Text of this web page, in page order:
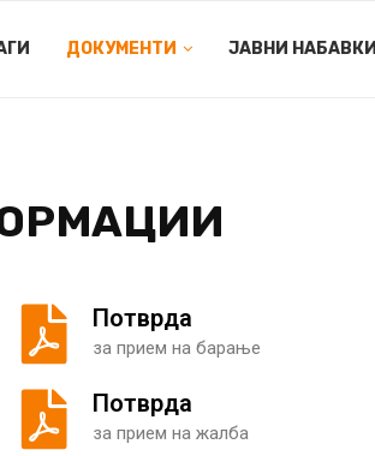
ДОКУМЕНТИ ЈАВНИ НАБАВКИ
Потврда
за прием на барање
Потврда
за прием на жалба